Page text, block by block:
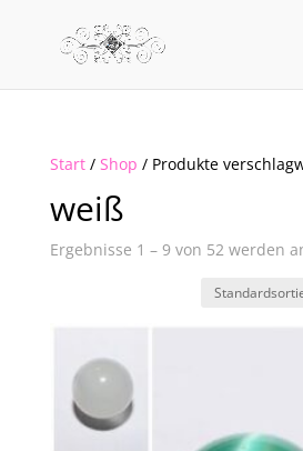
Start/ Shop / Produkte
weiß
Ergebnisse 1 – 9 von 52 werden